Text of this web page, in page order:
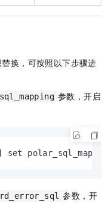
换，可按照以下步骤进
参数，开启
参数，开